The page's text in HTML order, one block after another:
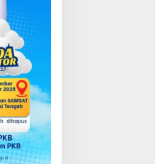
Kredit Perbankan Tumbuh
12,67 Persen, Kualitas Aset
dan Ketahanan Modal
Tetap Kokoh Juni 2026